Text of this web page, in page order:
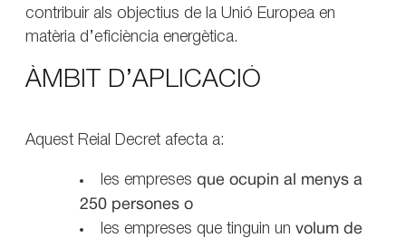
contribuir als objectius de la Unió Europea en
matèria d’eficiència energètica.
ÀMBIT D’APLICACIÓ
Aquest Reial Decret afecta a:
les empreses que ocupin al menys a
250 persones o
les empreses que tinguin un volum de